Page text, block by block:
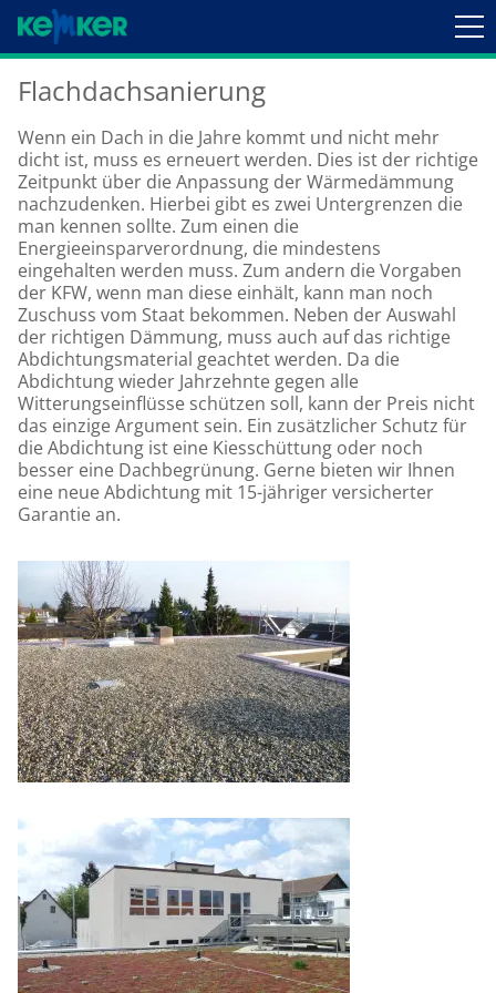
Flachdachsanierung
Wenn ein Dach in die Jahre kommt und nicht mehr
dicht ist, muss es erneuert werden. Dies ist der richtige
Zeitpunkt über die Anpassung der Wärmedämmung
nachzudenken. Hierbei gibt es zwei Untergrenzen die
man kennen sollte. Zum einen die
Energieeinsparverordnung, die mindestens
eingehalten werden muss. Zum andern die Vorgaben
der KFW, wenn man diese einhält, kann man noch
Zuschuss vom Staat bekommen. Neben der Auswahl
der richtigen Dämmung, muss auch auf das richtige
Abdichtungsmaterial geachtet werden. Da die
Abdichtung wieder Jahrzehnte gegen alle
Witterungseinflüsse schützen soll, kann der Preis nicht
das einzige Argument sein. Ein zusätzlicher Schutz für
die Abdichtung ist eine Kiesschüttung oder noch
besser eine Dachbegrünung. Gerne bieten wir Ihnen
eine neue Abdichtung mit 15-jähriger versicherter
Garantie an.